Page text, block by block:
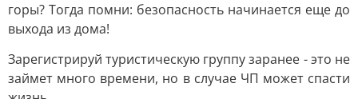
горы? Тогда помни: безопасность начинается еще до
выхода из дома!
Зарегистрируй туристическую группу заранее - это не
займет много времени, но в случае ЧП может спасти